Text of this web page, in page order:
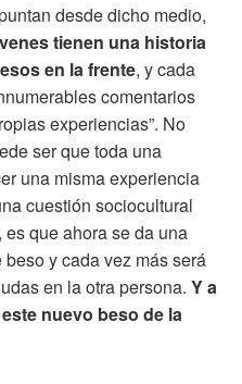
desde dicho medio,
tienen una historia
en la frente, y cada
comentarios
experiencias”. No
ser que toda una
una misma experiencia
cuestión sociocultural
que ahora se da una
y cada vez más será
en la otra persona. Y a
nuevo beso de la